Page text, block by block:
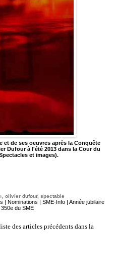
de ses oeuvres après la Conquête
Dufour à l'été 2013 dans la Cour du
et images).
olivier dufour, spectable
| Nominations | SME-Info | Année jubilaire
350e du SME
des articles précédents dans la